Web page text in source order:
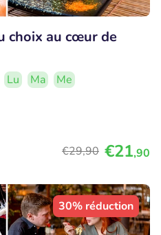
choix au cœur de
Lu Ma
Me
€29,90 €21,90
30% réduction